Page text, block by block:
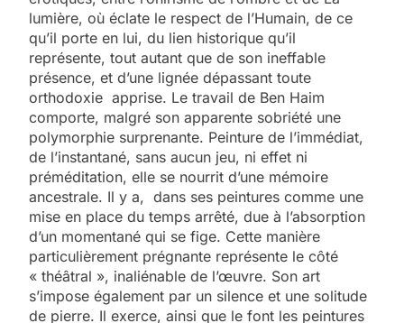
lumière, où éclate le respect de l’Humain, de ce
qu’il porte en lui, du lien historique qu’il
représente, tout autant que de son ineffable
présence, et d’une lignée dépassant toute
orthodoxie apprise. Le travail de Ben Haim
comporte, malgré son apparente sobriété une
polymorphie surprenante. Peinture de l’immédiat,
de l’instantané, sans aucun jeu, ni effet ni
préméditation, elle se nourrit d’une mémoire
ancestrale. Il y a, dans ses peintures comme une
mise en place du temps arrêté, due à l’absorption
d’un momentané qui se fige. Cette manière
particulièrement prégnante représente le côté
« théâtral », inaliénable de l’œuvre. Son art
s’impose également par un silence et une solitude
de pierre. Il exerce, ainsi que le font les peintures